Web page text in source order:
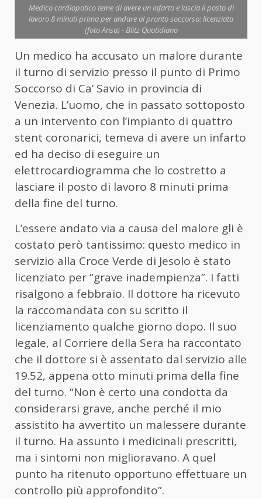
Medico cardiopatico teme di avere un infarto e lascia il posto di
lavoro 8 minuti prima per andare al pronto soccorso: licenziato
(foto Ansa) - Blitz Quotidiano
Un medico ha accusato un malore durante
il turno di servizio presso il punto di Primo
Soccorso di Ca’ Savio in provincia di
Venezia. L’uomo, che in passato sottoposto
a un intervento con l’impianto di quattro
stent coronarici, temeva di avere un infarto
ed ha deciso di eseguire un
elettrocardiogramma che lo costretto a
lasciare il posto di lavoro 8 minuti prima
della fine del turno.
L’essere andato via a causa del malore gli è
costato però tantissimo: questo medico in
servizio alla Croce Verde di Jesolo è stato
licenziato per “grave inadempienza”. I fatti
risalgono a febbraio. Il dottore ha ricevuto
la raccomandata con su scritto il
licenziamento qualche giorno dopo. Il suo
legale, al Corriere della Sera ha raccontato
che il dottore si è assentato dal servizio alle
19.52, appena otto minuti prima della fine
del turno. “Non è certo una condotta da
considerarsi grave, anche perché il mio
assistito ha avvertito un malessere durante
il turno. Ha assunto i medicinali prescritti,
ma i sintomi non miglioravano. A quel
punto ha ritenuto opportuno effettuare un
controllo più approfondito”.